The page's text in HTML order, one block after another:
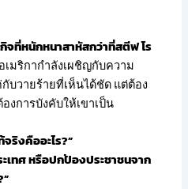
จที่หนักหนาสาหัสกว่าที่สตีฟ โร
เมริกากำลังเผชิญกับความ
บวายร้ายที่เห็นได้ชัด แต่ต้อง
การบังคับให้เขาเป็น
ริงคืออะไร?”
เทศ หรือปกป้องประชาชนจาก